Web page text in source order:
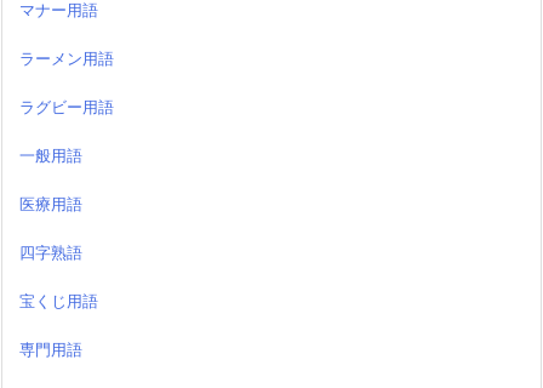
マナー用語
ラーメン用語
ラグビー用語
一般用語
医療用語
四字熟語
宝くじ用語
専門用語